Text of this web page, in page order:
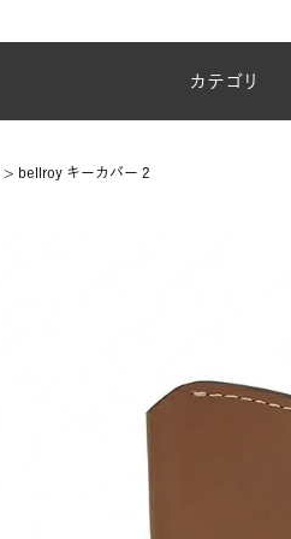
カテゴリ
bellroy キーカバー 2